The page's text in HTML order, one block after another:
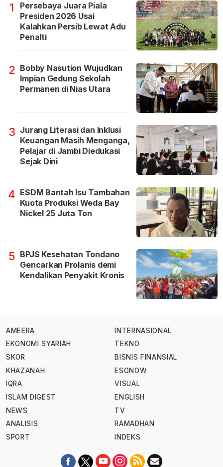
1
Persebaya Juara Piala
Presiden 2026 Usai
Kalahkan Persib Lewat Adu
Penalti
2 Bobby Nasution Wujudkan
Impian Gedung Sekolah
Permanen di Nias Utara
3 Jurang Literasi dan Inklusi
Keuangan Masih Menganga,
Pelajar di Jambi Diedukasi
Sejak Dini
4 ESDM Bantah Isu Tambahan
Kuota Produksi Weda Bay
Nickel 25 Juta Ton
5 BPJS Kesehatan Tondano
Gencarkan Prolanis demi
Kendalikan Penyakit Kronis
AMEERA
EKONOMI SYARIAH
SKOR
KHAZANAH
IQRA
ISLAM DIGEST
NEWS
ANALISIS
SPORT
INTERNASIONAL
TEKNO
BISNIS FINANSIAL
ESGNOW
VISUAL
ENGLISH
TV
RAMADHAN
INDEKS